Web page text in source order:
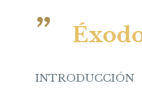
INTRODUCCIÓN